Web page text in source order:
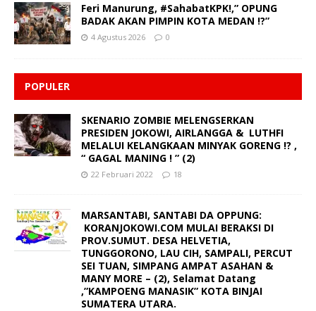
Feri Manurung, #SahabatKPK!,” OPUNG
BADAK AKAN PIMPIN KOTA MEDAN !?”
4 Agustus 2026 0
POPULER
SKENARIO ZOMBIE MELENGSERKAN
PRESIDEN JOKOWI, AIRLANGGA & LUTHFI
MELALUI KELANGKAAN MINYAK GORENG !? ,
“ GAGAL MANING ! ” (2)
22 Februari 2022 18
MARSANTABI, SANTABI DA OPPUNG:
KORANJOKOWI.COM MULAI BERAKSI DI
PROV.SUMUT. DESA HELVETIA,
TUNGGORONO, LAU CIH, SAMPALI, PERCUT
SEI TUAN, SIMPANG AMPAT ASAHAN &
MANY MORE – (2), Selamat Datang
,”KAMPOENG MANASIK” KOTA BINJAI
SUMATERA UTARA.